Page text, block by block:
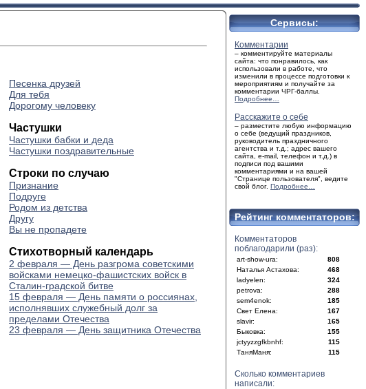
Песенка друзей
Для тебя
Дорогому человеку
Частушки
Частушки бабки и деда
Частушки поздравительные
Строки по случаю
Признание
Подруге
Родом из детства
Другу
Вы не пропадете
Стихотворный календарь
2 февраля — День разгрома советскими
войсками немецко-фашистских войск в
Сталин-градской битве
15 февраля — День памяти о россиянах,
исполнявших служебный долг за
пределами Отечества
23 февраля — День защитника Отечества
Сервисы:
Комментарии
– комментируйте материалы
сайта: что понравилось, как
использовали в работе, что
изменили в процессе подготовки к
мероприятиям и получайте за
комментарии ЧРГ-баллы.
Подробнее…
Расскажите о себе
– разместите любую информацию
о себе (ведущий праздников,
руководитель праздничного
агентства и т.д.; адрес вашего
сайта, e-mail, телефон и т.д.) в
подписи под вашими
комментариями и на вашей
"Странице пользователя", ведите
свой блог. Подробнее…
Рейтинг комментаторов:
Комментаторов
поблагодарили (раз):
art-show-ura:
808
Наталья Астахова:
468
ladyelen:
324
petrova:
288
sem4enok:
185
Свет Елена:
167
slavir:
165
Быковка:
155
jctyyzzgfkbnhf:
115
ТаняМаня:
115
Сколько комментариев
написали: